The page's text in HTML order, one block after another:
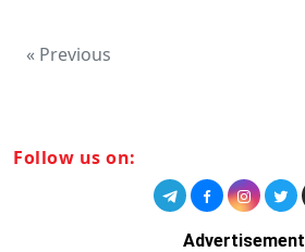
« Previous
Follow us on:
Advertisement